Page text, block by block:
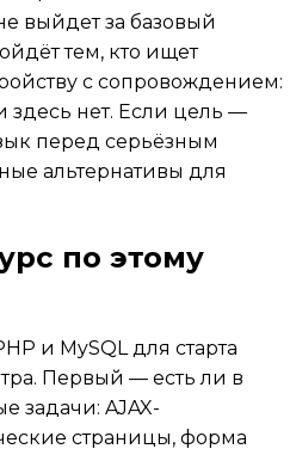
выйдет за базовый
тем, кто ищет
с сопровождением:
нет. Если цель —
перед серьёзным
альтернативы для
по этому
и MySQL для старта
Первый — есть ли в
задачи: AJAX-
страницы, форма